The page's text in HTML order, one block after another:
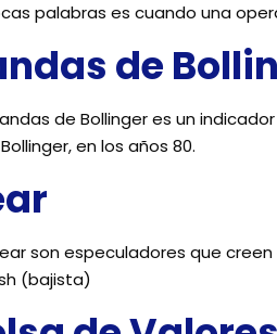
palabras es cuando una
de
de Bollinger es un
en los años 80.
son especuladores que
(bajista)